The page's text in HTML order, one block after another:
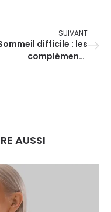
SUIVANT
difficile : les
compléments
AUSSI